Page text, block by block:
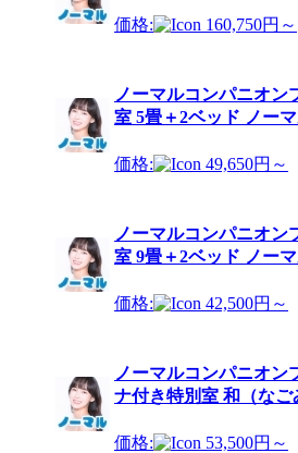
価格: 160,750円～
ノーマルコンパニオン
室 5畳＋2ベッド ノー
価格: 49,650円～
ノーマルコンパニオン
室 9畳＋2ベッド ノー
価格: 42,500円～
ノーマルコンパニオン
ナ付き特別室 和（なご
価格: 53,500円～